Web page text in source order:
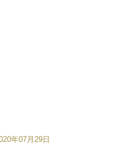
年07月29日